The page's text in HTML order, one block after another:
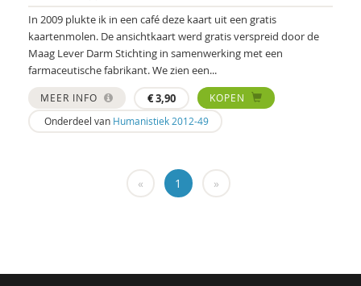
Christine Cuomo
Susan Curvers
Carol D. Ryff
Annelieke Damen
Marjon de Boer-Bruggink
Richard de Brabander
Laurens de Graaf
In 2009 plukte ik in een café deze kaart uit een gratis
kaartenmolen. De ansichtkaart werd gratis verspreid door de
Maag Lever Darm Stichting in samenwerking met een
farmaceutische fabrikant. We zien een...
MEER INFO €3,90
KOPEN
Onderdeel van Humanistiek 2012-49
« 1 »